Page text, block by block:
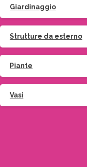
Giardinaggio
Strutture da esterno
Piante
Vasi